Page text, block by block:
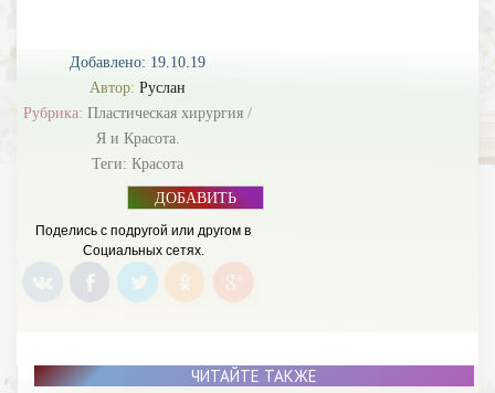
Добавлено: 19.10.19
Автор: Руслан
Рубрика: Пластическая хирургия /
Я и Красота.
Теги: Красота
ДОБАВИТЬ
Поделись с подругой или другом в
Социальных сетях.
ЧИТАЙТЕ ТАКЖЕ